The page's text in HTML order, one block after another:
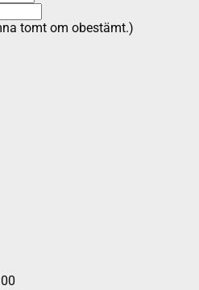
tomt om obestämt.)